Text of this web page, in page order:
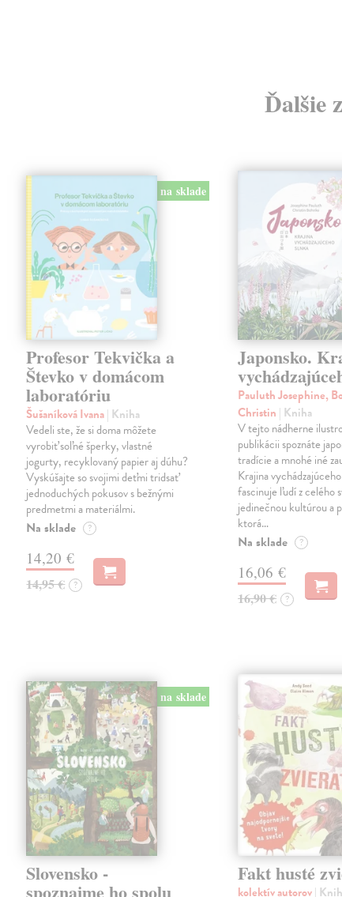
Ďalšie
na sklade
Profesor Tekvička a
Števko v domácom
laboratóriu
Šušaníková Ivana| Kniha
Vedeli ste, že si doma môžete
vyrobiť soľné šperky, vlastné
jogurty, recyklovaný papier aj dúhu?
Vyskúšajte so svojimi deťmi tridsať
jednoduchých pokusov s bežnými
predmetmi a materiálmi.
Na sklade ?
14,20 €
14,95 € ?
Japonsko.
Pauluth Josephine,
Christin | Kniha
V tejto nádherne
publikácii spoznáte
tradície a mnohé iné
Krajina
fascinuje ľudí z celého
jedinečnou kultúrou a
ktorá…
Na sklade ?
16,06 €
16,90 € ?
na sklade
Slovensko - Fakt husté
kolektív autorov|